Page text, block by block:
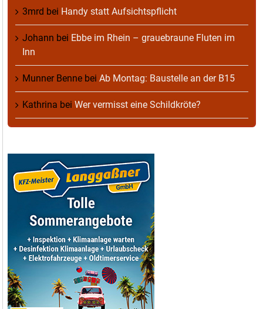
3mrd bei Handy statt Aufsichtspflicht
Johann bei Ebbe im Rhein – grauebraune Fluten im
Inn
Munner Benne bei Ab Montag: Baustelle an der B15
Kathrina bei Wer vermisst eine Schildkröte?